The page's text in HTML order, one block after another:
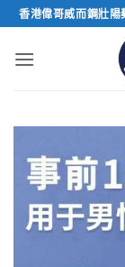
Skip
to
content
香港偉哥威而鋼壯陽